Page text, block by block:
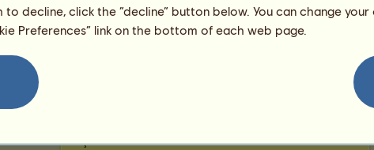
86.00
Galope
62.00
Raça: Divino Idade:24 anos
to decline, click the “decline” button below. You can change
Preferences” link on the bottom of each web page.